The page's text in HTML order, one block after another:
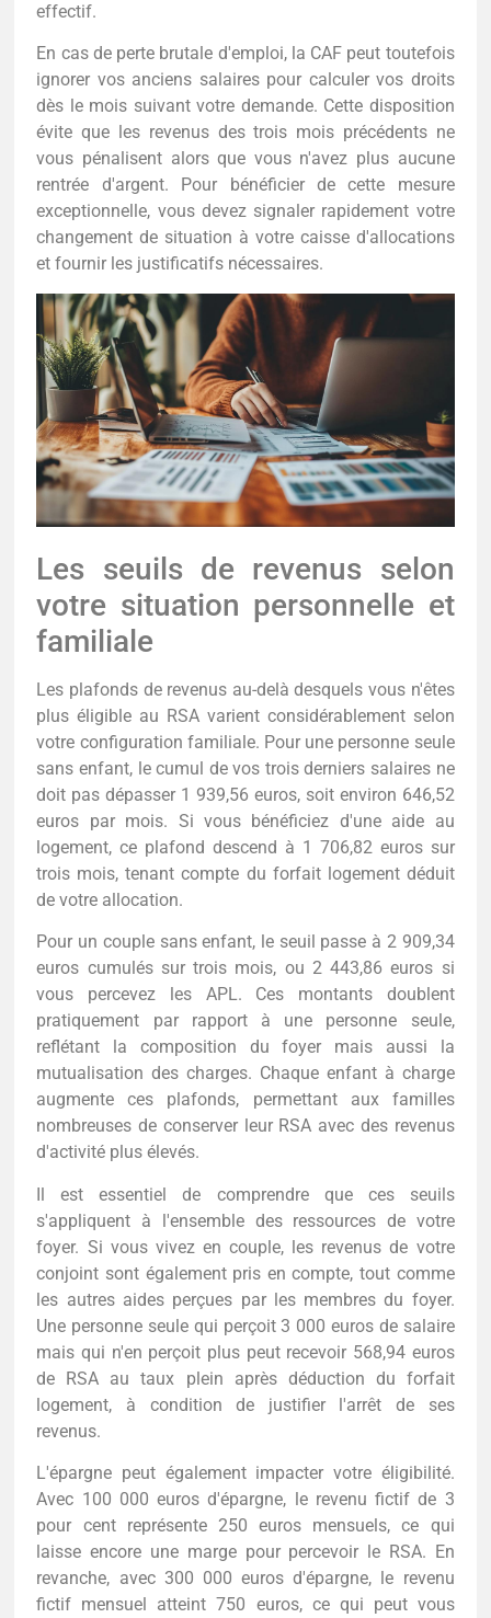
effectif.
En cas de perte brutale d'emploi, la CAF peut toutefois
ignorer vos anciens salaires pour calculer vos droits
dès le mois suivant votre demande. Cette disposition
évite que les revenus des trois mois précédents ne
vous pénalisent alors que vous n'avez plus aucune
rentrée d'argent. Pour bénéficier de cette mesure
exceptionnelle, vous devez signaler rapidement votre
changement de situation à votre caisse d'allocations
et fournir les justificatifs nécessaires.
Les seuils de revenus selon
votre situation personnelle et
familiale
Les plafonds de revenus au-delà desquels vous n'êtes
plus éligible au RSA varient considérablement selon
votre configuration familiale. Pour une personne seule
sans enfant, le cumul de vos trois derniers salaires ne
doit pas dépasser 1 939,56 euros, soit environ 646,52
euros par mois. Si vous bénéficiez d'une aide au
logement, ce plafond descend à 1 706,82 euros sur
trois mois, tenant compte du forfait logement déduit
de votre allocation.
Pour un couple sans enfant, le seuil passe à 2 909,34
euros cumulés sur trois mois, ou 2 443,86 euros si
vous percevez les APL. Ces montants doublent
pratiquement par rapport à une personne seule,
reflétant la composition du foyer mais aussi la
mutualisation des charges. Chaque enfant à charge
augmente ces plafonds, permettant aux familles
nombreuses de conserver leur RSA avec des revenus
d'activité plus élevés.
Il est essentiel de comprendre que ces seuils
s'appliquent à l'ensemble des ressources de votre
foyer. Si vous vivez en couple, les revenus de votre
conjoint sont également pris en compte, tout comme
les autres aides perçues par les membres du foyer.
Une personne seule qui perçoit 3 000 euros de salaire
mais qui n'en perçoit plus peut recevoir 568,94 euros
de RSA au taux plein après déduction du forfait
logement, à condition de justifier l'arrêt de ses
revenus.
L'épargne peut également impacter votre éligibilité.
Avec 100 000 euros d'épargne, le revenu fictif de 3
pour cent représente 250 euros mensuels, ce qui
laisse encore une marge pour percevoir le RSA. En
revanche, avec 300 000 euros d'épargne, le revenu
fictif mensuel atteint 750 euros, ce qui peut vous